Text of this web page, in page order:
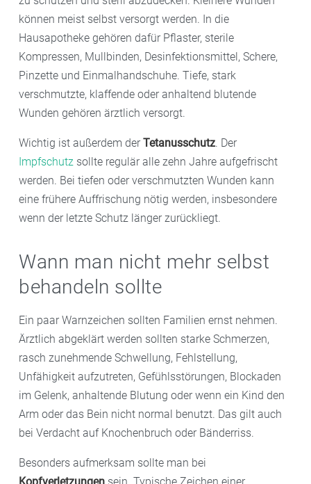
können meist selbst versorgt werden. In die
Hausapotheke gehören dafür Pflaster, sterile
Kompressen, Mullbinden, Desinfektionsmittel, Schere,
Pinzette und Einmalhandschuhe. Tiefe, stark
verschmutzte, klaffende oder anhaltend blutende
Wunden gehören ärztlich versorgt.
Wichtig ist außerdem der Tetanusschutz. Der
Impfschutz sollte regulär alle zehn Jahre aufgefrischt
werden. Bei tiefen oder verschmutzten Wunden kann
eine frühere Auffrischung nötig werden, insbesondere
wenn der letzte Schutz länger zurückliegt.
Wann man nicht mehr selbst
behandeln sollte
Ein paar Warnzeichen sollten Familien ernst nehmen.
Ärztlich abgeklärt werden sollten starke Schmerzen,
rasch zunehmende Schwellung, Fehlstellung,
Unfähigkeit aufzutreten, Gefühlsstörungen, Blockaden
im Gelenk, anhaltende Blutung oder wenn ein Kind den
Arm oder das Bein nicht normal benutzt. Das gilt auch
bei Verdacht auf Knochenbruch oder Bänderriss.
Besonders aufmerksam sollte man bei